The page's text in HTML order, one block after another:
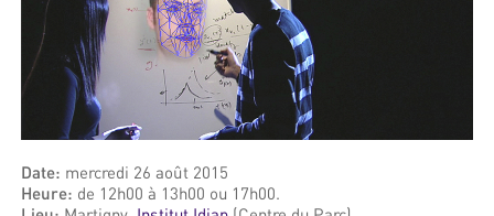
Date: mercredi 26 août 2015
Heure: de 12h00 à 13h00 ou 17h00.